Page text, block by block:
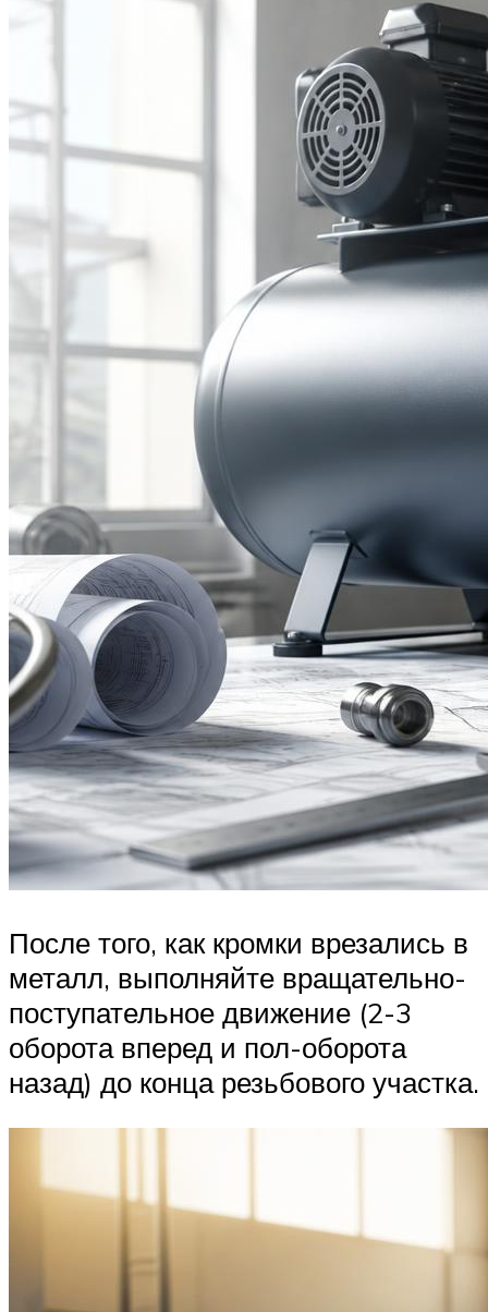
После того, как кромки врезались в
металл, выполняйте вращательно-
поступательное движение (2-3
оборота вперед и пол-оборота
назад) до конца резьбового участка.